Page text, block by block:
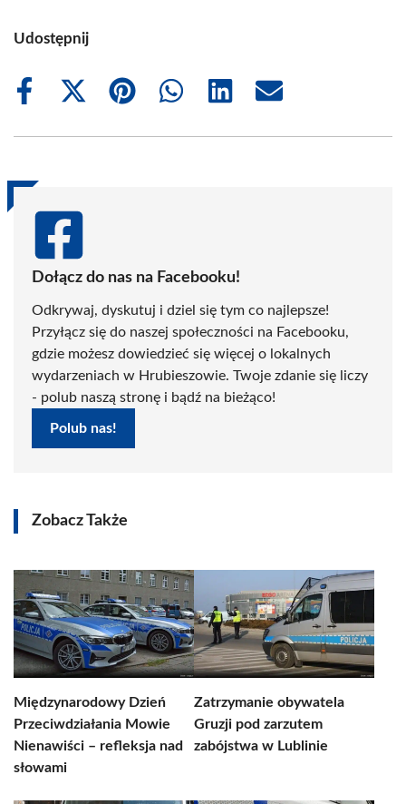
Udostępnij
Share
Share
(Twitter)
Share
Share
Share
Share
Dołącz do nas na Facebooku!
Odkrywaj, dyskutuj i dziel się tym co najlepsze!
Przyłącz się do naszej społeczności na Facebooku,
gdzie możesz dowiedzieć się więcej o lokalnych
wydarzeniach w Hrubieszowie. Twoje zdanie się liczy
- polub naszą stronę i bądź na bieżąco!
Polub nas!
Zobacz Także
Międzynarodowy Dzień
Przeciwdziałania Mowie
Nienawiści – refleksja nad
słowami
Zatrzymanie obywatela
Gruzji pod zarzutem
zabójstwa w Lublinie